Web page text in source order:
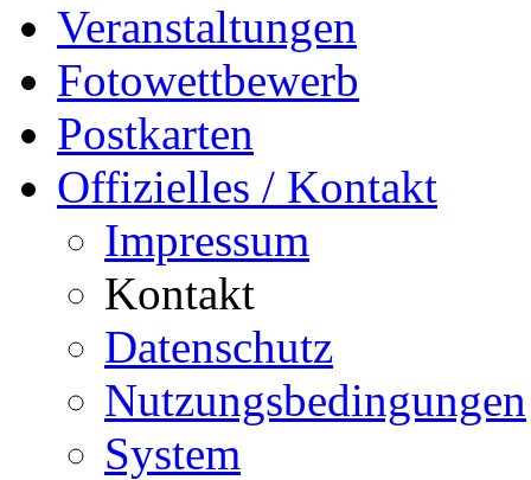
Veranstaltungen
Fotowettbewerb
Postkarten
Offizielles / Kontakt
Impressum
Kontakt
Datenschutz
Nutzungsbedingungen
System